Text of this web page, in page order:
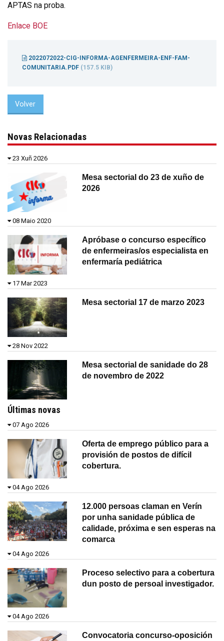
APTAS na proba.
Enlace BOE
2022072022-CIG-INFORMA-AGENFERMEIRA-ENF-FAM-
COMUNITARIA.PDF (157.5 KIB)
Volver
Novas Relacionadas
23 Xuñ 2026
Mesa sectorial do 23 de xuño de
2026
08 Maio 2020
Apróbase o concurso específico
de enfermeiras/os especialista en
enfermaría pediátrica
17 Mar 2023
Mesa sectorial 17 de marzo 2023
28 Nov 2022
Mesa sectorial de sanidade do 28
de novembro de 2022
Últimas novas
07 Ago 2026
Oferta de emprego público para a
provisión de postos de difícil
cobertura.
04 Ago 2026
12.000 persoas claman en Verín
por unha sanidade pública de
calidade, próxima e sen esperas na
comarca
04 Ago 2026
Proceso selectivo para a cobertura
dun posto de persoal investigador.
04 Ago 2026
Convocatoria concurso-oposición